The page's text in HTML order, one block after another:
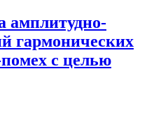
амплитудно-
гармонических
с целью